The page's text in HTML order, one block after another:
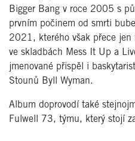
Bigger Bang v roce 2005 s
prvním počinem od smrti
2021, kterého však přece jen
ve skladbách Mess It Up a
jmenované přispěl i
Stounů Byll Wyman.
Album doprovodí také
Fulwell 73, týmu, který stojí